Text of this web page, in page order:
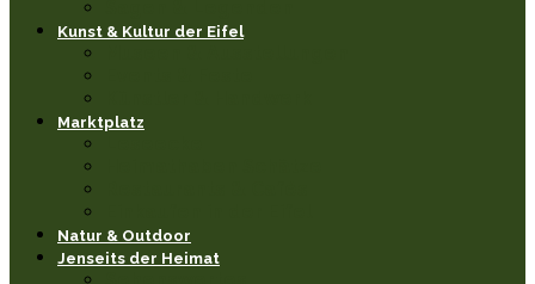
Kunst & Kultur der Eifel
Marktplatz
Natur & Outdoor
Jenseits der Heimat